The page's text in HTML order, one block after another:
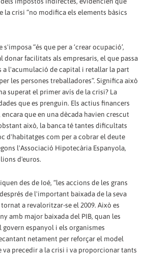
la crisi “no modifica els elements bàsics
“és que per a ‘crear ocupació’,
donar facilitats als empresaris, el que passa
a l'acumulació de capital i retallar la part
les persones treballadores”. Significa això
superat el primer avís de la crisi? La
que es prenguin. Els actius financers
que en una dècada havien crescut
això, la banca té tantes dificultats
d'habitatges com per a cobrar el deute
l'Associació Hipotecària Espanyola,
d'euros.
des de Ioé, “les accions de les grans
de l'important baixada de la seva
a revaloritzar-se el 2009. Això es
amb major baixada del PIB, quan les
govern espanyol i els organismes
netament per reforçar el model
precedir a la crisi i va proporcionar tants